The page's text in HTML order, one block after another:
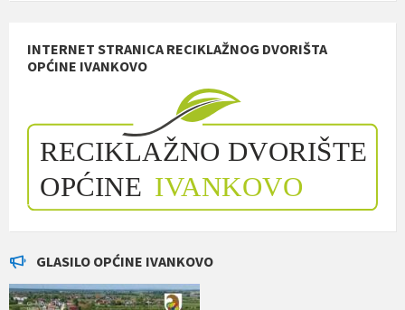
INTERNET STRANICA RECIKLAŽNOG DVORIŠTA
OPĆINE IVANKOVO
GLASILO OPĆINE IVANKOVO